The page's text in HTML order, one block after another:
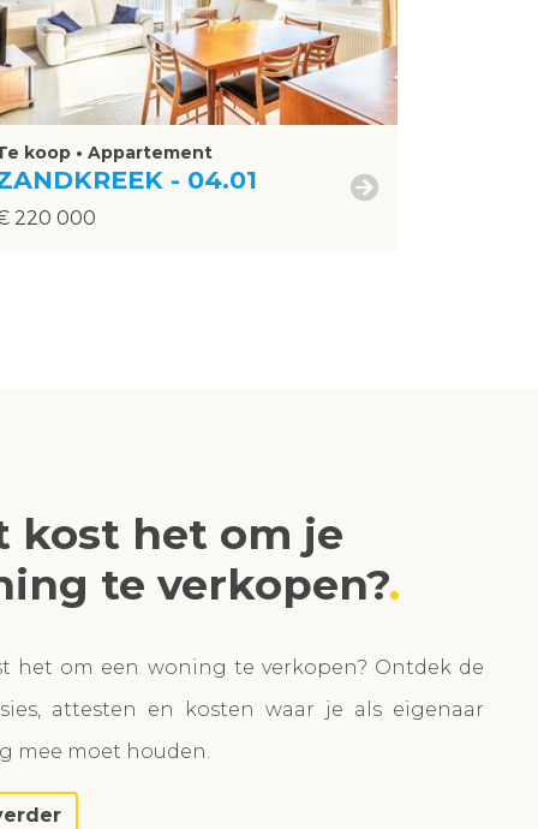
koop • Appartement
- 04.01
220 000
kost het om je
te verkopen?
het om een woning te verkopen? Ontdek de
attesten en kosten waar je als eigenaar
mee moet houden.